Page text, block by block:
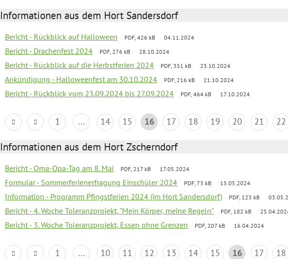
Informationen aus dem Hort Sandersdorf
Bericht - Rückblick auf Halloween PDF, 426 kB 04.11.2024
Bericht - Drachenfest 2024 PDF, 276 kB 28.10.2024
Bericht - Rückblick auf die Herbstferien 2024 PDF, 351 kB 23.10.2024
Ankündigung - Halloweenfest am 30.10.2024 PDF, 216 kB 21.10.2024
Bericht - Rückblick vom 23.09.2024 bis 27.09.2024 PDF, 464 kB 17.10.2024
1 ... 14 15 16 17 18 19 20 21 22
Informationen aus dem Hort Zscherndorf
Bericht - Oma-Opa-Tag am 8. Mai PDF, 217 kB 17.05.2024
Formular - Sommerferienerfragung Einschüler 2024 PDF, 73 kB 15.05.2024
Information - Programm Pfingstferien 2024 (im Hort Sandersdorf) PDF, 123 kB
Bericht - 4. Woche Toleranzprojekt, "Mein Körper, meine Regeln" PDF, 182 kB
Bericht - 3. Woche Toleranzprojekt, Essen ohne Grenzen PDF, 207 kB 16.04.2024
1 ... 10 11 12 13 14 15 16 17 18